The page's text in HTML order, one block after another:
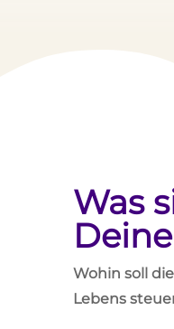
Was
Wohin soll
Lebens